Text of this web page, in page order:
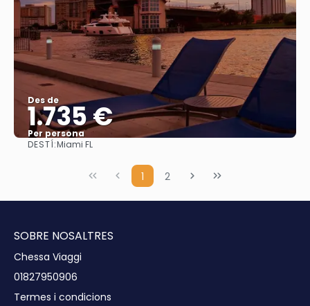
Des de
1.735 €
Per persona
DESTÍ:Miami FL
1 2
SOBRE NOSALTRES
Chessa Viaggi
01827950906
Termes i condicions